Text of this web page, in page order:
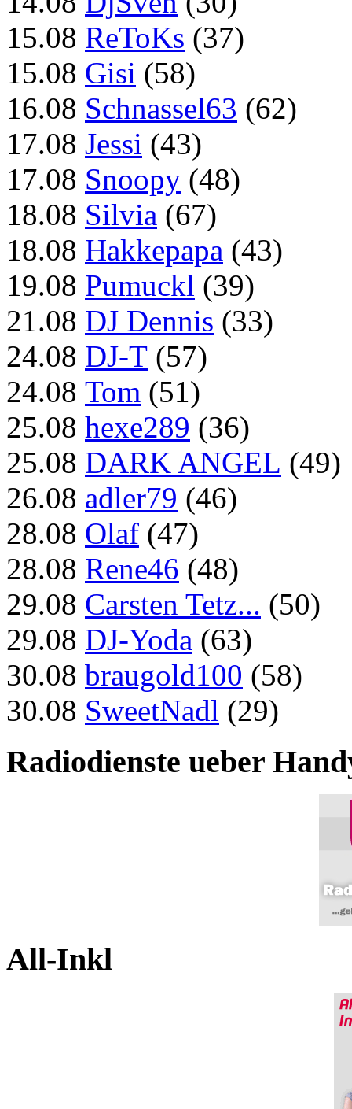
15.08 ReToKs (37)
15.08 Gisi (58)
16.08 Schnassel63 (62)
17.08 Jessi (43)
17.08 Snoopy (48)
18.08 Silvia (67)
18.08 Hakkepapa (43)
19.08 Pumuckl (39)
21.08 DJ Dennis (33)
24.08 DJ-T (57)
24.08 Tom (51)
25.08 hexe289 (36)
25.08 DARK ANGEL (49)
26.08 adler79 (46)
28.08 Olaf (47)
28.08 Rene46 (48)
29.08 Carsten Tetz... (50)
29.08 DJ-Yoda (63)
30.08 braugold100 (58)
30.08 SweetNadl (29)
Radiodienste ueber
All-Inkl